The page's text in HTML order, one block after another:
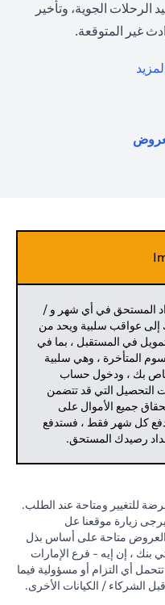
الرحلات الجوية، وتأخير
غير المتوقعة.
المستحق في أي شهر و /
إلى عواقب سلبية ويحد من
في المستقبل ، بما في
المتأخرة ، وهي سلبية
بك ، ودخول حساب
التحصيل التي قد تتضمن
جميع الأموال على
كل شهر فقط ، فستدفع
رصيدك المستحق.
للتغيير ومتاحة عند الطلب.
زيارة موقعنا عل
متاحة على أساس بذل
بنك ، إن إيه - فرع الإمارات
أي التزام أو مسؤولية فيما
الشركاء / الكيانات الأخرى.